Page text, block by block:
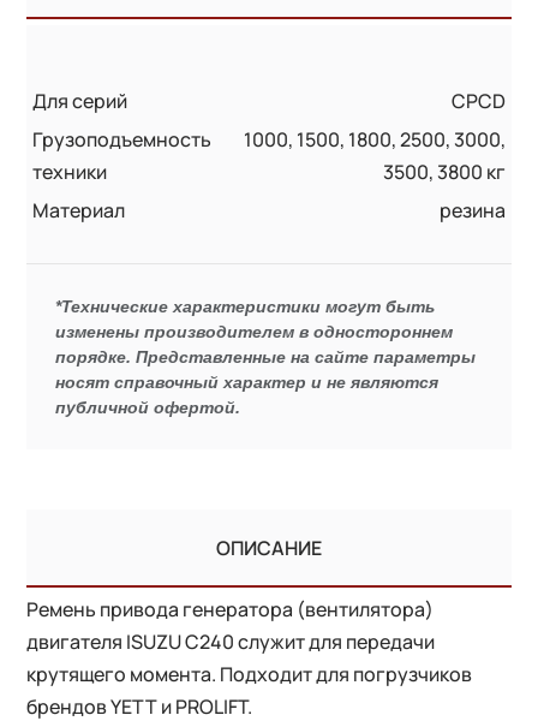
Для серий
CPCD
Грузоподъемность
техники
1000, 1500, 1800, 2500, 3000,
3500, 3800 кг
Материал
резина
*Технические характеристики могут быть
изменены производителем в одностороннем
порядке. Представленные на сайте параметры
носят справочный характер и не являются
публичной офертой.
ОПИСАНИЕ
Ремень привода генератора (вентилятора)
двигателя ISUZU C240 служит для передачи
крутящего момента. Подходит для погрузчиков
брендов YETT и PROLIFT.